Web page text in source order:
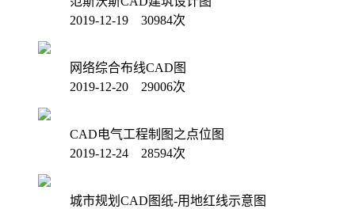
2019-12-19 30984次
网络综合布线CAD图
2019-12-20 29006次
CAD电气工程制图之点位图
2019-12-24 28594次
城市规划CAD图纸-用地红线示意图